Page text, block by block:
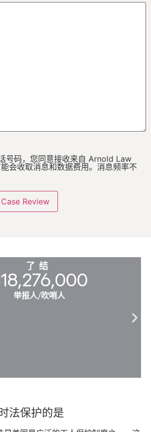
号码，您同意接收来自 Arnold Law
会收取消息和数据费用。消息频率不
了结
举报人/吹哨人
法保护的是